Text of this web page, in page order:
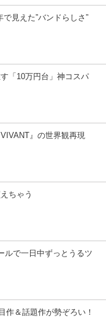
見えた”バンドらしさ”
「10万円台」神コスパ
』の世界観再現
ちゃう
ルで一日中ずっとうるツ
作＆話題作が勢ぞろい！